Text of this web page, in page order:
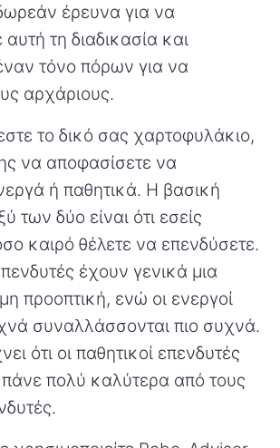
έρευνα για να
τη διαδικασία και
τόνο πόρων για να
αρχάριους.
το δικό σας χαρτοφυλάκιο,
να αποφασίσετε να
ή παθητικά. Η βασική
των δύο είναι ότι εσείς
καιρό θέλετε να επενδύσετε.
έχουν γενικά μια
προοπτική, ενώ οι ενεργοί
συναλλάσσονται πιο συχνά.
ότι οι παθητικοί επενδυτές
πάνε πολύ καλύτερα από τους